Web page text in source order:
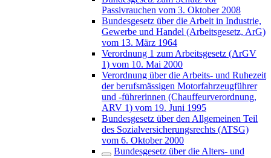
Passivrauchen vom 3. Oktober 2008
Bundesgesetz über die Arbeit in Industrie,
Gewerbe und Handel (Arbeitsgesetz, ArG)
vom 13. März 1964
Verordnung 1 zum Arbeitsgesetz (ArGV
1) vom 10. Mai 2000
Verordnung über die Arbeits- und Ruhezeit
der berufsmässigen Motorfahrzeugführer
und -führerinnen (Chauffeurverordnung,
ARV 1) vom 19. Juni 1995
Bundesgesetz über den Allgemeinen Teil
des Sozialversicherungsrechts (ATSG)
vom 6. Oktober 2000
Bundesgesetz über die Alters- und